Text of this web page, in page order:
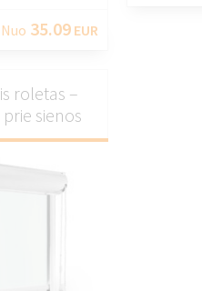
Nuo 35.09EUR
roletas –
sienos